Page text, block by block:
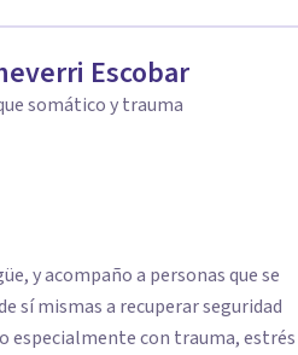
Escobar
somático y trauma
y acompaño a personas que se
sí mismas a recuperar seguridad
especialmente con trauma, estrés